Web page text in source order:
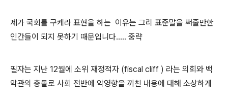
제가 국회를 구케라 표현을 하는 이유는 그리 표준말을 써줄만한
인간들이 되지 못하기 때문입니다..... 중략
필자는 지난 12월에 소위 재정적자 (fiscal cliff ) 라는 의회와 백
악관의 충돌로 사회 전반에 악영향을 끼친 내용에 대해 소상하게